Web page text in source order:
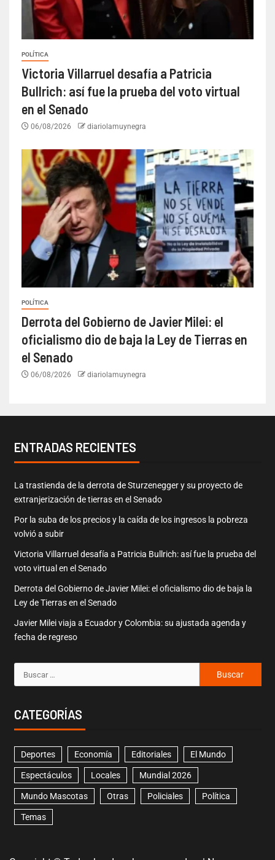
POLÍTICA
Victoria Villarruel desafía a Patricia
Bullrich: así fue la prueba del voto virtual
en el Senado
06/08/2026 diariolamuynegra
POLÍTICA
Derrota del Gobierno de Javier Milei: el
oficialismo dio de baja la Ley de Tierras en
el Senado
06/08/2026 diariolamuynegra
ENTRADAS RECIENTES
La trastienda de la derrota de Sturzenegger y su proyecto de
extranjerización de tierras en el Senado
Por la suba de los precios y la caída de los ingresos la pobreza
volvió a subir
Victoria Villarruel desafía a Patricia Bullrich: así fue la prueba del
voto virtual en el Senado
Derrota del Gobierno de Javier Milei: el oficialismo dio de baja la
Ley de Tierras en el Senado
Javier Milei viaja a Ecuador y Colombia: su ajustada agenda y
fecha de regreso
CATEGORÍAS
Deportes Economía Editoriales El Mundo
Espectáculos Locales Mundial 2026
Mundo Mascotas Otras Policiales Política
Temas